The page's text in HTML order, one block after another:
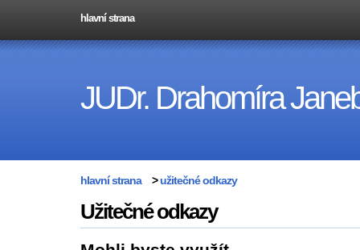
hlavní strana
JUDr. Drahomíra
hlavní strana >užitečné odkazy
Užitečné odkazy